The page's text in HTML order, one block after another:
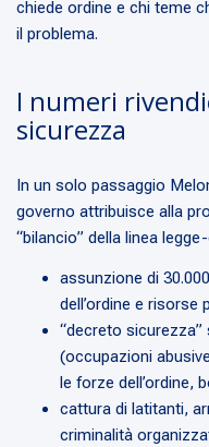
chiede ordine e chi teme
il problema.
I numeri
sicurezza
In un solo passaggio
governo attribuisce alla
“bilancio” della linea
assunzione di
dell’ordine e
“decreto
(occupazioni
le forze dell’ordine,
cattura di latitanti,
criminalità